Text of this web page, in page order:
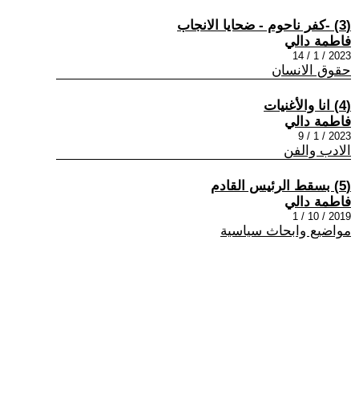
(3) -كفر ناحوم - ضحايا الانجاب
فاطمة دالي
2023 / 1 / 14
حقوق الانسان
(4) انا والأغنيات
فاطمة دالي
2023 / 1 / 9
الادب والفن
(5) بسقط الرئيس القادم
فاطمة دالي
2019 / 10 / 1
مواضيع وابحاث سياسية